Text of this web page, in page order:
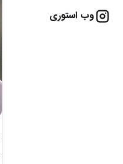
وب استوری